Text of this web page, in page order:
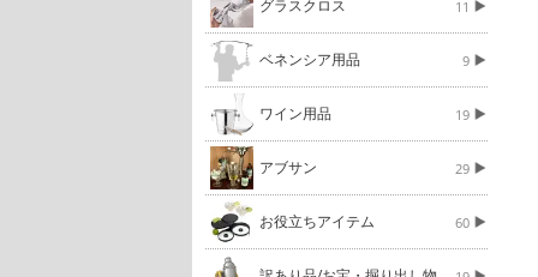
グラスクロス 11
ベネンシア用品 9
ワイン用品 19
アブサン 29
お役立ちアイテム 60